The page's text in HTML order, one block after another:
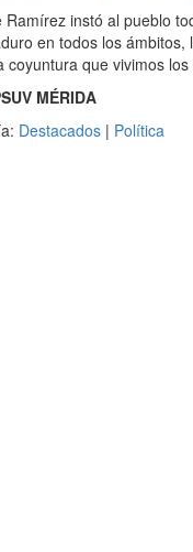
Ramírez instó al pueblo
en todos los
coyuntura que vivimos
MÉRIDA
Destacados | Política